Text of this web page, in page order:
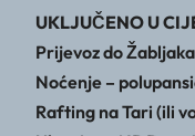
UKLJUČENO U
Prijevoz do
Noćenje –
Rafting na Tari (ili